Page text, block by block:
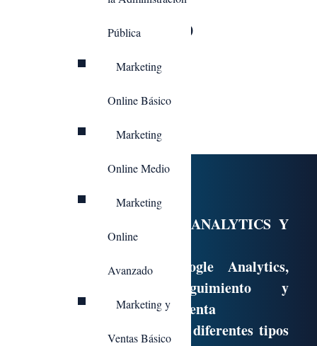
DURACIÓN: 30
HORAS
MODALIDAD:
Programa formativo:
MÓDULO 1. GOOGLE ANALYTICS Y
GOOGLE METATAGS
Introducción a Google Analytics,
códigos de seguimiento y
configuración de la cuenta
Prácticas elaborando diferentes tipos
Pública
Marketing
Online Básico
Marketing
Online Medio
Marketing
Online
Avanzado
Marketing y
Ventas Básico